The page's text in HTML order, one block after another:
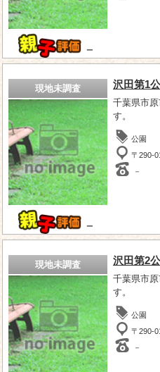
－
現地未調査
－
沢田第1
千葉県市
す。
公園
〒290-
－
現地未調査 沢田第2
千葉県市
す。
公園
〒290-
－